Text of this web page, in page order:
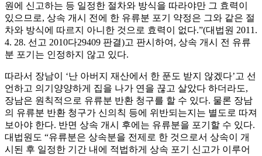
원에 신고하는 등 일정한 절차와 방식을 따라야만 그 효력이
있으므로, 상속 개시 전에 한 유류분 포기 약정은 그와 같은 절
차와 방식에 따르지 아니한 것으로 효력이 없다.”(대법원 2011.
4. 28. 선고 2010다29409 판결)고 판시하여, 상속 개시 전 유류
분 포기는 인정하지 않고 있다.
따라서 장남이 ‘난 아버지 재산에서 한 푼도 받지 않겠다’고 선
언하고 의기양양하게 집을 나가 연을 끊고 살았다 하더라도,
장남은 원칙적으로 유류분 반환 청구를 할 수 있다. 물론 장남
의 유류분 반환 청구가 신의칙 등에 위반되는지는 별도로 따져
보아야 한다. 반면 상속 개시 후에는 유류분을 포기할 수 있다.
대법원도 “유류분은 상속분을 전제로 한 것으로서 상속이 개
시된 후 일정한 기간 내에 적법하게 상속 포기 신고가 이루어